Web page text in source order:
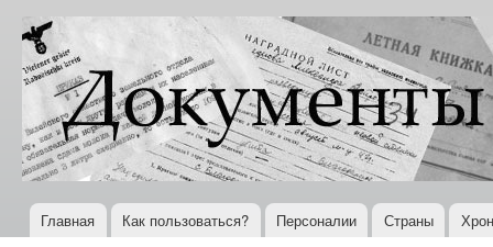
Документы
XX века
Всемирная
история в
Интернете
Главное меню
Главная Как пользоваться? Персоналии Страны